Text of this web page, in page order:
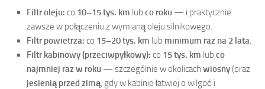
Filtr oleju: co 10–15 tys. km lub co roku — i praktycznie
zawsze w połączeniu z wymianą oleju silnikowego.
Filtr powietrza: co 15–20 tys. km lub minimum raz na 2 lata
Filtr kabinowy (przeciwpyłkowy): co 15 tys. km lub co
najmniej raz w roku — szczególnie w okolicach wiosny(oraz
jesienią przed zimą , gdy w kabinie łatwiej o wilgoć i